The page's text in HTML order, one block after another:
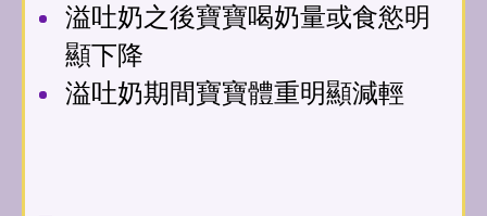
溢吐奶之後寶寶喝奶量或食慾明
顯下降
溢吐奶期間寶寶體重明顯減輕